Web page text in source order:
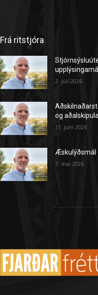
Frá ritstjóra
upplýsingamál
2. júlí 2026
og
11. júní 2026
Æskulýðsmál
7. maí 2026